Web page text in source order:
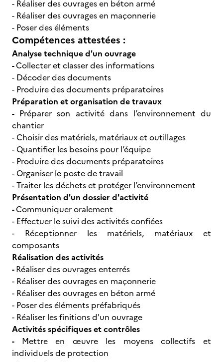
- Réaliser des ouvrages en béton armé
- Réaliser des ouvrages en maçonnerie
- Poser des éléments
Compétences attestées :
Analyse technique d'un ouvrage
-Collecter et classer des informations
- Décoder des documents
- Produire des documents préparatoires
Préparation et organisation de travaux
- Préparer son activité dans l’environnement du
chantier
- Choisir des matériels, matériaux et outillages
- Quantifier les besoins pour l’équipe
- Produire des documents préparatoires
- Organiser le poste de travail
- Traiter les déchets et protéger l’environnement
Présentation d'un dossier d'activité
-Communiquer oralement
- Effectuer le suivi des activités confiées
- Réceptionner les matériels, matériaux et
composants
Réalisation des activités
-Réaliser des ouvrages enterrés
- Réaliser des ouvrages en maçonnerie
- Réaliser des ouvrages en béton armé
- Poser des éléments préfabriqués
- Réaliser les finitions d'un ouvrage
Activités spécifiques et contrôles
- Mettre en œuvre les moyens collectifs et
individuels de protection